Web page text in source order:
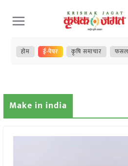
Skip
to
content
होम ई-पेपर कृषि समाचार फसल
Make in india